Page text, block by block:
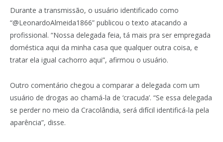
Durante a transmissão, o usuário identificado como
“@LeonardoAlmeida1866” publicou o texto atacando a
profissional. “Nossa delegada feia, tá mais pra ser empregada
doméstica aqui da minha casa que qualquer outra coisa, e
tratar ela igual cachorro aqui”, afirmou o usuário.
Outro comentário chegou a comparar a delegada com um
usuário de drogas ao chamá-la de ‘cracuda’. “Se essa delegada
se perder no meio da Cracolândia, será difícil identificá-la pela
aparência”, disse.